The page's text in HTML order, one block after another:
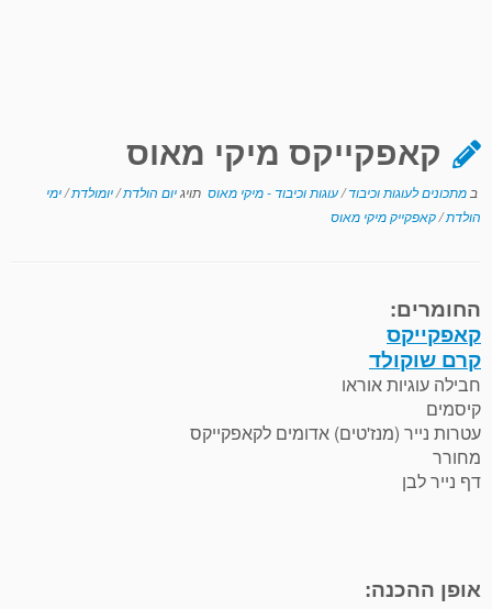
קאפקייקס מיקי מאוס
ב מתכונים לעוגות וכיבוד/עוגות וכיבוד - מיקי מאוס תויגיום הולדת/יומולדת/ימי
הולדת/קאפקייק מיקי מאוס
החומרים:
קאפקייקס
קרם שוקולד
חבילה עוגיות אוראו
קיסמים
עטרות נייר (מנז'טים) אדומים לקאפקייקס
מחורר
דף נייר לבן
אופן ההכנה: